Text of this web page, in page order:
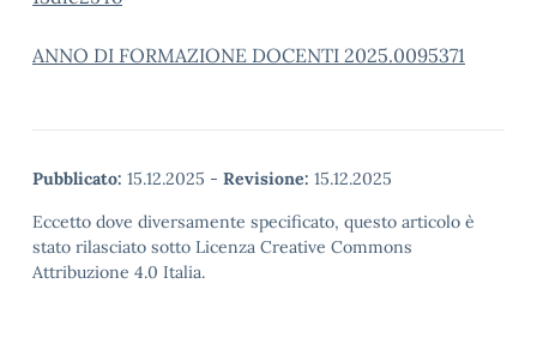
ANNO DI FORMAZIONE DOCENTI 2025.0095371
Pubblicato: 15.12.2025 - Revisione: 15.12.2025
Eccetto dove diversamente specificato, questo articolo è
stato rilasciato sotto Licenza Creative Commons
Attribuzione 4.0 Italia.